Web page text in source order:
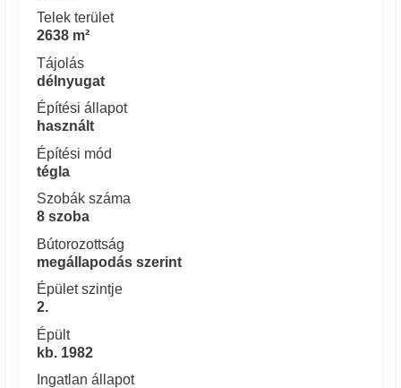
Telek terület
2638 m²
Tájolás
délnyugat
Építési állapot
használt
Építési mód
tégla
Szobák száma
8 szoba
Bútorozottság
megállapodás szerint
Épület szintje
2.
Épült
kb. 1982
Ingatlan állapot